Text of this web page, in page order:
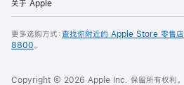
关于 Apple
更多选购方式：查找你附近的 Apple Store 零售店
8800。
Copyright © 2026 Apple Inc. 保留所有权利。